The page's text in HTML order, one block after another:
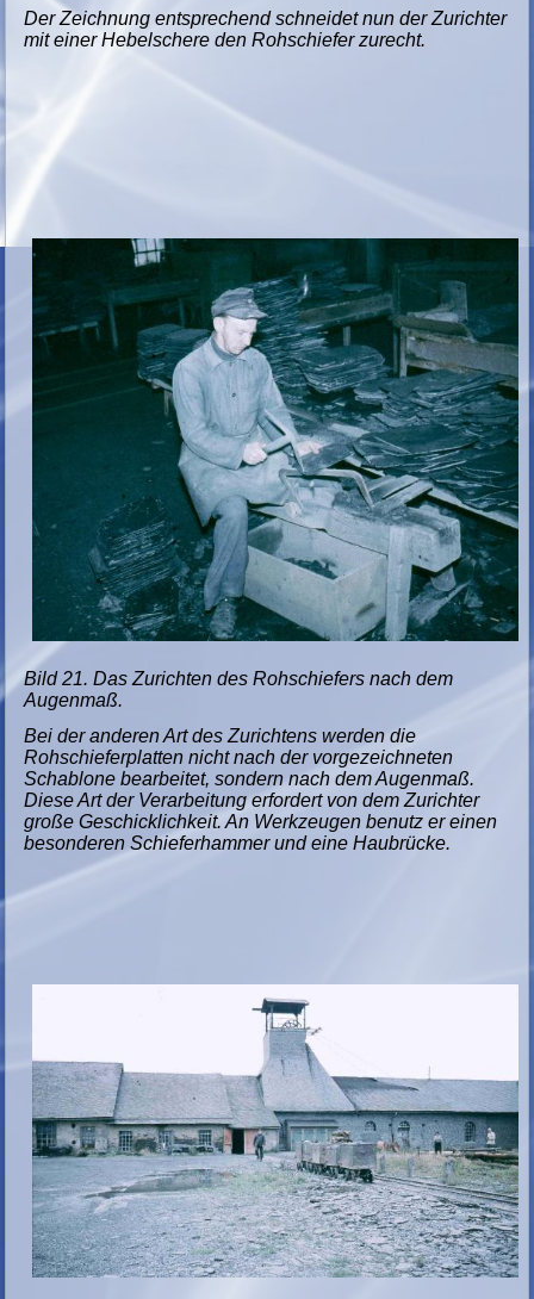
Der Zeichnung entsprechend schneidet nun der Zurichter
mit einer Hebelschere den Rohschiefer zurecht.
Bild 21. Das Zurichten des Rohschiefers nach dem
Augenmaß.
Bei der anderen Art des Zurichtens werden die
Rohschieferplatten nicht nach der vorgezeichneten
Schablone bearbeitet, sondern nach dem Augenmaß.
Diese Art der Verarbeitung erfordert von dem Zurichter
große Geschicklichkeit. An Werkzeugen benutz er einen
besonderen Schieferhammer und eine Haubrücke.